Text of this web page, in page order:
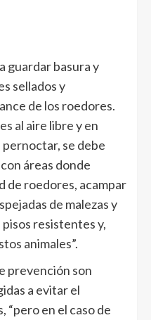
guardar basura y
sellados y
de los roedores.
al aire libre y en
pernoctar, se debe
áreas donde
de roedores, acampar
de malezas y
resistentes y,
animales”.
prevención son
a evitar el
“pero en el caso de